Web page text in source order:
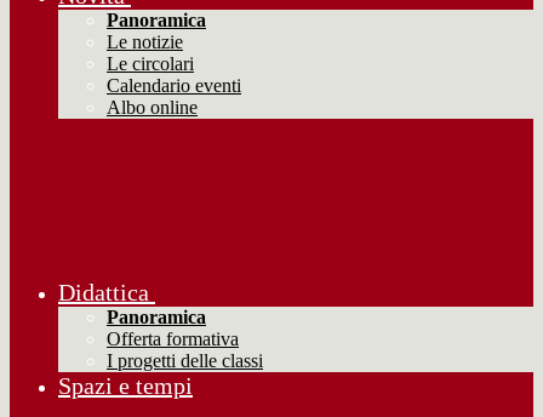
Panoramica
Le notizie
Le circolari
Calendario eventi
Albo online
Didattica
Panoramica
Offerta formativa
I progetti delle classi
Spazi e tempi